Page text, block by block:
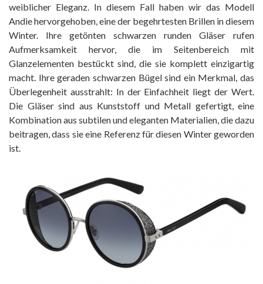
weiblicher Eleganz. In diesem Fall haben wir das Modell
Andie hervorgehoben, eine der begehrtesten Brillen in diesem
Winter. Ihre getönten schwarzen runden Gläser rufen
Aufmerksamkeit hervor, die im Seitenbereich mit
Glanzelementen bestückt sind, die sie komplett einzigartig
macht. Ihre geraden schwarzen Bügel sind ein Merkmal, das
Überlegenheit ausstrahlt: In der Einfachheit liegt der Wert.
Die Gläser sind aus Kunststoff und Metall gefertigt, eine
Kombination aus subtilen und eleganten Materialien, die dazu
beitragen, dass sie eine Referenz für diesen Winter geworden
ist.